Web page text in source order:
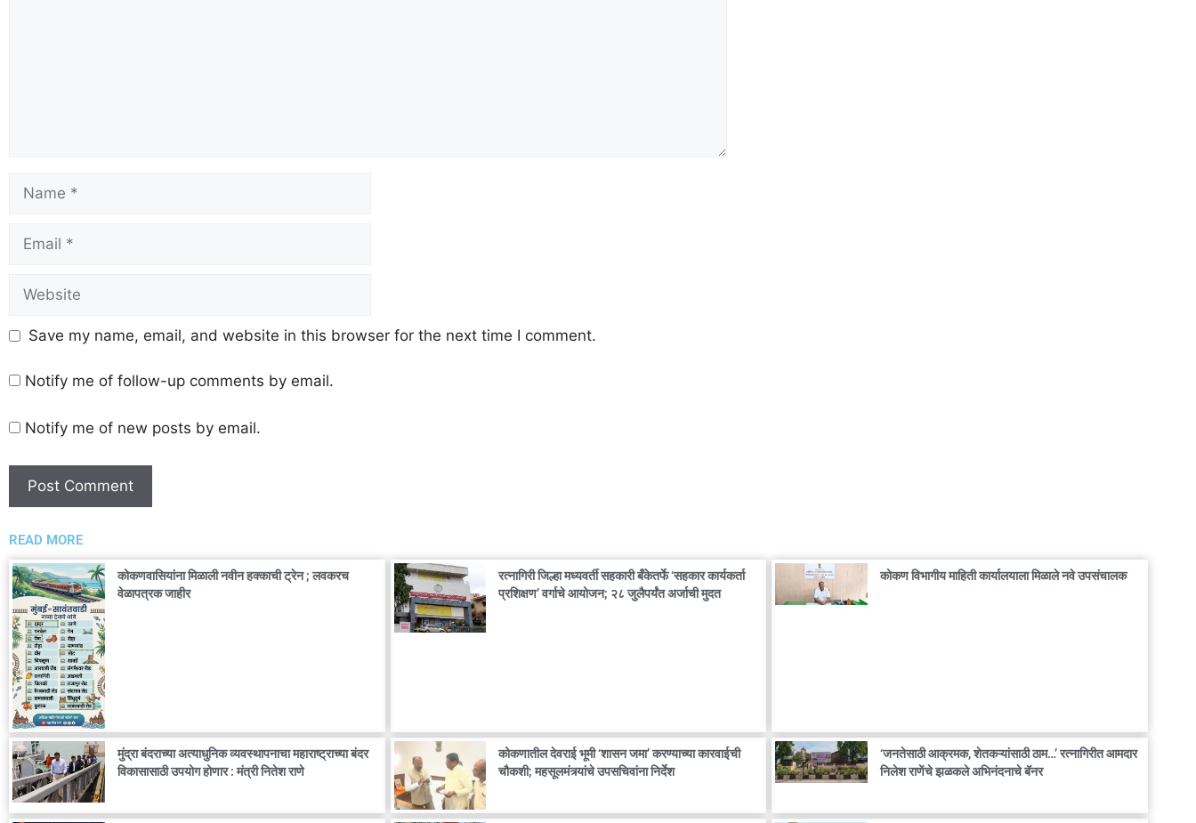
Save my name, email, and website in this browser for the next time I comment.
Notify me of follow-up comments by email.
Notify me of new posts by email.
READ MORE
कोकणवासियांना मिळाली नवीन हक्काची ट्रेन ; लवकरच
वेळापत्रक जाहीर
रत्नागिरी जिल्हा मध्यवर्ती सहकारी बँकेतर्फे ‘सहकार कार्यकर्ता
प्रशिक्षण’ वर्गाचे आयोजन; २८ जुलैपर्यंत अर्जाची मुदत
कोकण विभागीय माहिती कार्यालयाला मिळाले नवे उपसंचालक
मुंद्रा बंदराच्या अत्याधुनिक व्यवस्थापनाचा महाराष्ट्राच्या बंदर
विकासासाठी उपयोग होणार : मंत्री नितेश राणे
कोकणातील देवराई भूमी ‘शासन जमा’ करण्याच्या कारवाईची
चौकशी; महसूलमंत्र्यांचे उपसचिवांना निर्देश
‘जनतेसाठी आक्रमक, शेतकऱ्यांसाठी ठाम…’ रत्नागिरीत आमदार
निलेश राणेंचे झळकले अभिनंदनाचे बॅनर